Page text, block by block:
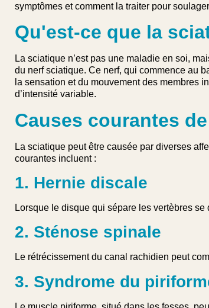
symptômes et comment la traiter pour
Qu'est-ce que la
La sciatique n’est pas une maladie en soi,
du nerf sciatique. Ce nerf, qui commence au
la sensation et du mouvement des membres
d’intensité variable.
Causes courantes
La sciatique peut être causée par diverses
courantes incluent :
1. Hernie discale
Lorsque le disque qui sépare les vertèbres
2. Sténose spinale
Le rétrécissement du canal rachidien peut
3. Syndrome du